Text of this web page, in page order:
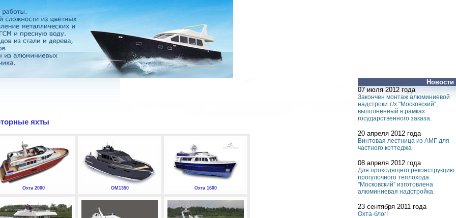
Новости
07 июля 2012 года
Закончен монтаж алюминиевой
надстроки т/х "Московский",
выполненный в рамках
государственного заказа.
20 апреля 2012 года
Винтовая лестница из АМГ для
частного коттеджа
08 апреля 2012 года
Для проходящего реконструкцию
прогулочного теплохода
"Московский" изготовлена
алюминиевая надстройка.
23 сентября 2011 года
Охта-блог!
яхты
Охта 2000 ОМ1350 Охта 1600